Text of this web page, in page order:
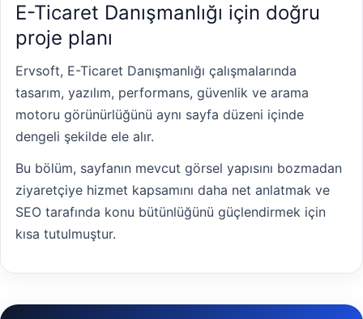
E-Ticaret Danışmanlığı için doğru
proje planı
Ervsoft, E-Ticaret Danışmanlığı çalışmalarında
tasarım, yazılım, performans, güvenlik ve arama
motoru görünürlüğünü aynı sayfa düzeni içinde
dengeli şekilde ele alır.
Bu bölüm, sayfanın mevcut görsel yapısını bozmadan
ziyaretçiye hizmet kapsamını daha net anlatmak ve
SEO tarafında konu bütünlüğünü güçlendirmek için
kısa tutulmuştur.